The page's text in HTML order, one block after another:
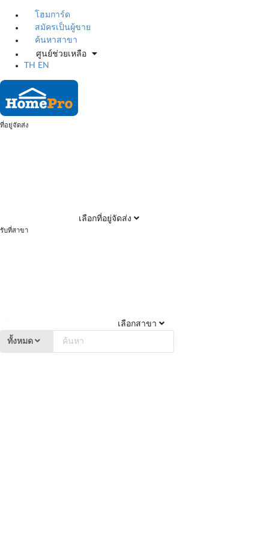
โฮมการ์ด
สมัครเป็นผู้ขาย
ค้นหาสาขา
ศูนย์ช่วยเหลือ
TH
EN
ที่อยู่จัดส่ง
เลือกที่อยู่จัดส่ง
รับที่สาขา
เลือกสาขา
ทั้งหมด